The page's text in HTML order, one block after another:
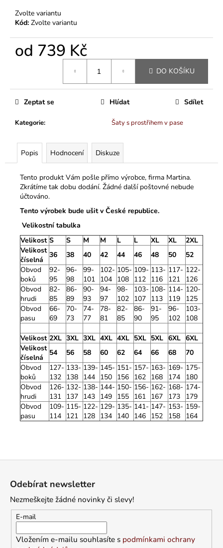
Zvolte variantu
Kód: Zvolte variantu
od 739 Kč
DO KOŠÍKU
Kategorie: Šaty s prostřihem v pase
Zeptat se Hlídat Sdílet
Popis Hodnocení Diskuze
Tento produkt Vám pošle přímo výrobce, firma Martina.
Zkrátíme tak dobu dodání. Žádné další poštovné nebude
účtováno.
Tento výrobek bude ušit v České republice.
Velikostní tabulka
Velikost S S M M L L XL XL
2XL
Velikost
číselná
36 38 40 42 44 46 48 50
52
Obvod
boků
92-
95
96-
98
99-
101
102-
104
105-
108
109-
112
113-
116
117-
121
122-
126
Obvod
hrudi
82-
85
86-
89
90-
93
94-
97
98-
102
103-
107
108-
113
114-
119
120-
125
Obvod
pasu
66-
69
70-
73
74-
77
78-
81
82-
85
86-
90
91-
95
96-
102
103-
108
Velikost 2XL 3XL 3XL 4XL 4XL 5XL 5XL 6XL 6XL
Velikost
číselná
54 56 58 60 62 64 66 68
70
Obvod
boků
127-
132
133-
138
139-
144
145-
150
151-
156
157-
162
163-
168
169-
174
175-
180
Obvod
hrudi
126-
131
132-
137
138-
143
144-
149
150-
155
156-
161
162-
167
168-
173
174-
179
Obvod
pasu
109-
114
115-
121
122-
128
129-
134
135-
140
141-
146
147-
152
153-
158
159-
164
Odebírat newsletter
Nezmeškejte žádné novinky či slevy!
E-mail
Vložením e-mailu souhlasíte s podmínkami ochrany